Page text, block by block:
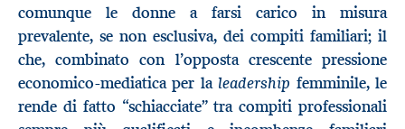
comunque le donne a farsi carico in misura
prevalente, se non esclusiva, dei compiti familiari; il
che, combinato con l’opposta crescente pressione
economico-mediatica per laleadership femminile, le
rende di fatto “schiacciate” tra compiti professionali